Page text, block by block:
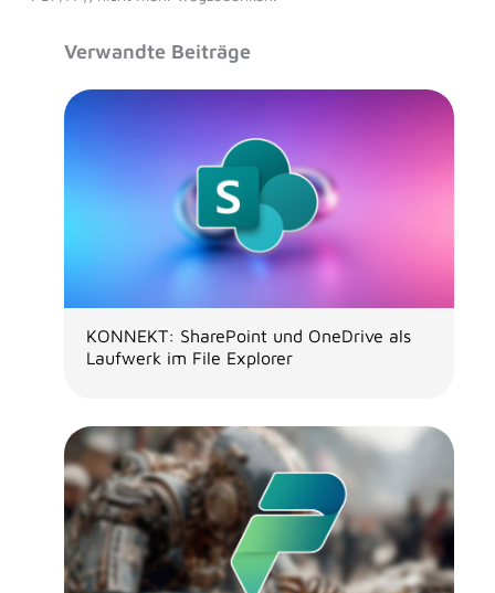
Verwandte Beiträge
KONNEKT: SharePoint und OneDrive als
Laufwerk im File Explorer